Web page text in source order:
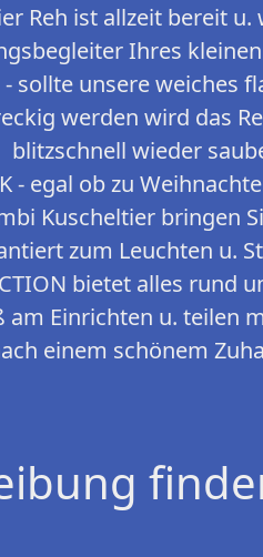
Reh ist allzeit bereit
Ihres
- sollte unsere
werden wird das
blitzschnell wieder
- egal ob zu
Kuscheltier bringen
zum Leuchten u.
bietet alles
Einrichten u. teilen
einem schönem